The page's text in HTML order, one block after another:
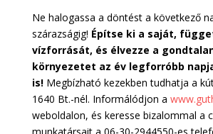
Ne halogassa a döntést a következő
szárazságig! Építse ki a saját,
vízforrását, és élvezze a
környezetet az év legforróbb
is!Megbízható kezekben tudhatja a
1640 Bt.-nél. Informálódjon a
weboldalon, és keresse bizalommal a